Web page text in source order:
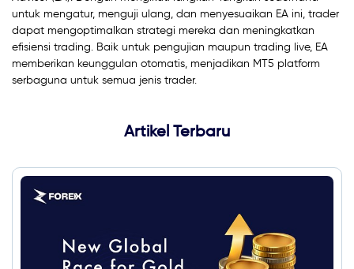
untuk mengatur, menguji ulang, dan menyesuaikan EA ini, trader
dapat mengoptimalkan strategi mereka dan meningkatkan
efisiensi trading. Baik untuk pengujian maupun trading live, EA
memberikan keunggulan otomatis, menjadikan MT5 platform
serbaguna untuk semua jenis trader.
Artikel Terbaru